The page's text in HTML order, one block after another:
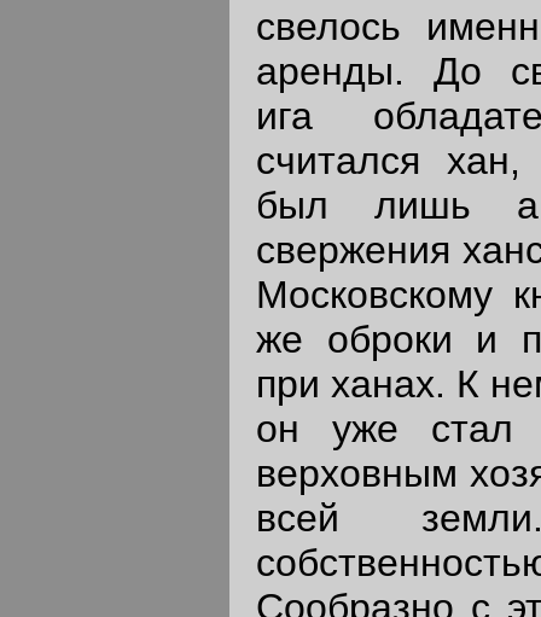
свелось
аренды. До
ига
считался
был лишь
свержения
Московскому
же оброки и
при ханах. К
он уже стал
верховным
всей
Сообразно с